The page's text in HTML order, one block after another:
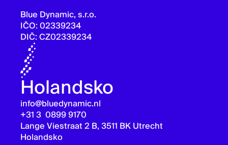
Blue Dynamic, s.r.o.
IČO: 02339234
DIČ: CZ02339234
Holandsko
info@bluedynamic.nl
+31 3 0899 9170
Lange Viestraat 2 B, 3511 BK Utrecht
Holandsko